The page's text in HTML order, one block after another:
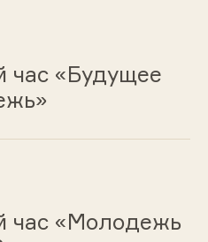
час «Будущее
час «Молодежь